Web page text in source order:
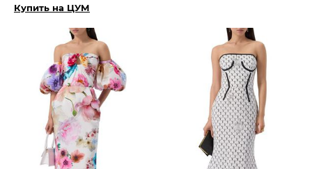
Купить на ЦУМ